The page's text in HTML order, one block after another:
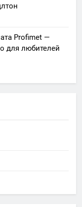
Profimet —
для любителей